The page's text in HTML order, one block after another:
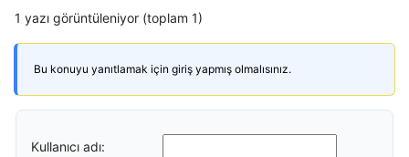
1 yazı görüntüleniyor (toplam 1)
Bu konuyu yanıtlamak için giriş yapmış olmalısınız.
Kullanıcı adı: